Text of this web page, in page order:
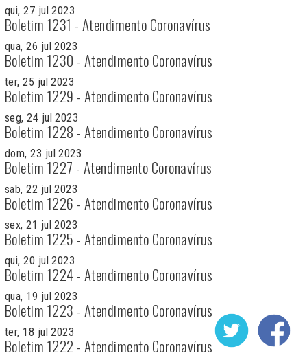
qui, 27 jul 2023
Boletim 1231 - Atendimento Coronavírus
qua, 26 jul 2023
Boletim 1230 - Atendimento Coronavírus
ter, 25 jul 2023
Boletim 1229 - Atendimento Coronavírus
seg, 24 jul 2023
Boletim 1228 - Atendimento Coronavírus
dom, 23 jul 2023
Boletim 1227 - Atendimento Coronavírus
sab, 22 jul 2023
Boletim 1226 - Atendimento Coronavírus
sex, 21 jul 2023
Boletim 1225 - Atendimento Coronavírus
qui, 20 jul 2023
Boletim 1224 - Atendimento Coronavírus
qua, 19 jul 2023
Boletim 1223 - Atendimento Coronavírus
ter, 18 jul 2023
Boletim 1222 - Atendimento Coronavírus